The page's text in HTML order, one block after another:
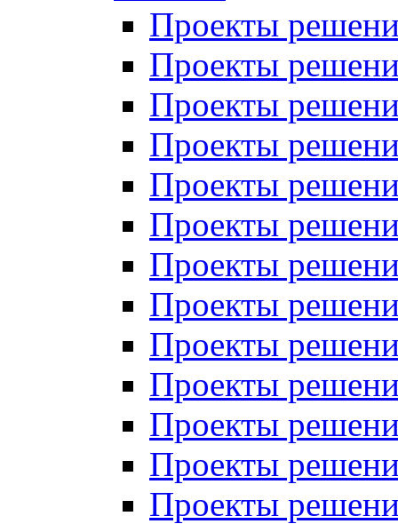
Проекты
Проекты
Проекты
Проекты
Проекты
Проекты
Проекты
Проекты
Проекты
Проекты
Проекты
Проекты
Проекты